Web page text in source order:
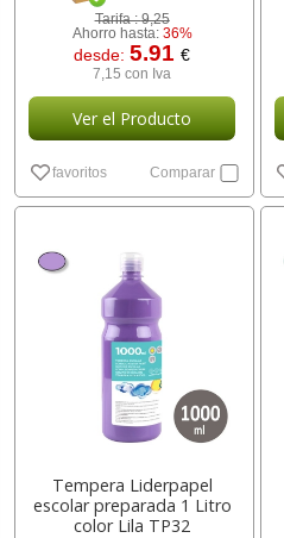
Tarifa :9,25
Ahorro hasta: 36%
desde:5.91€
7,15 con Iva
Ver el Producto
favoritos Comparar
Tempera Liderpapel
escolar preparada 1 Litro
color Lila TP32